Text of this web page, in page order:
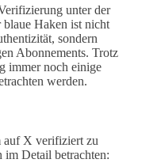
unter der
Haken ist nicht
sondern
Abonnements. Trotz
immer noch einige
werden.
auf X verifiziert zu
im Detail betrachten: